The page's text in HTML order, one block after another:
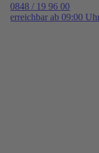
0848 / 19 96 00
erreichbar ab 09:00